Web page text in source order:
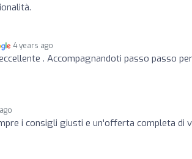
4 years ago
. Accompagnandoti passo passo
i consigli giusti e un'offerta completa di